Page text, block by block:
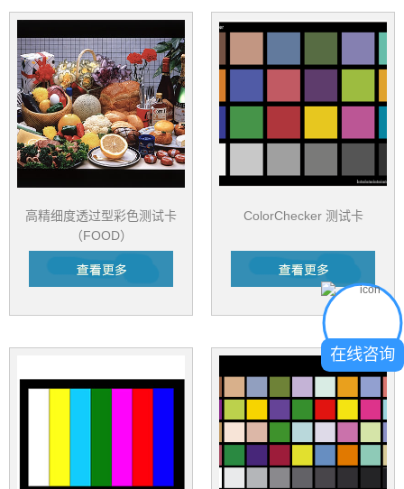
高精细度透过型彩色测试卡
（FOOD）
ColorChecker 测试卡
在线咨询